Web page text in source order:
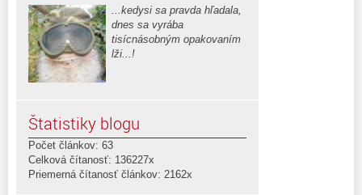
...kedysi sa pravda hľadala,
dnes sa vyrába
tisícnásobným opakovaním
lži...!
Štatistiky blogu
Počet článkov: 63
Celková čítanosť: 136227x
Priemerná čítanosť článkov: 2162x